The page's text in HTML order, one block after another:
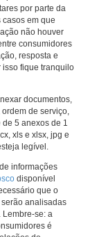
por parte da
em que
não houver
consumidores
resposta e
isso fique tranquilo
documentos,
de serviço,
5 anexos de 1
xls e xlsx, jpg e
legível.
informações
disponível
que o
analisadas
Lembre-se: a
é